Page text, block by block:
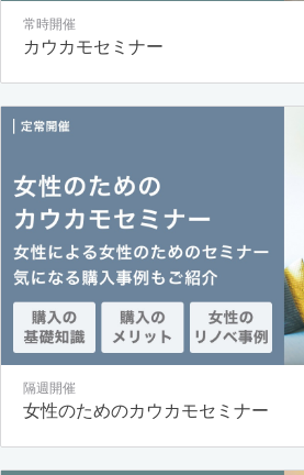
常時開催
カウカモセミナー
隔週開催
女性のためのカウカモセミナー